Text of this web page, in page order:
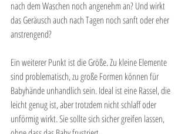
nach dem Waschen noch angenehm an? Und wirkt
das Geräusch auch nach Tagen noch sanft oder eher
anstrengend?
Ein weiterer Punkt ist die Größe. Zu kleine Elemente
sind problematisch, zu große Formen können für
Babyhände unhandlich sein. Ideal ist eine Rassel, die
leicht genug ist, aber trotzdem nicht schlaff oder
unförmig wirkt. Sie sollte sich sicher greifen lassen,